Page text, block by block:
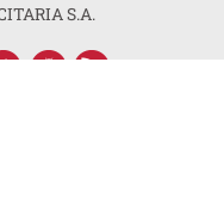
S.A.